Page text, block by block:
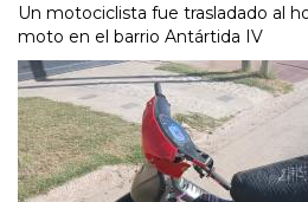
Un motociclista fue trasladado al
moto en el barrio Antártida IV